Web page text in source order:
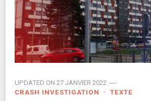
UPDATED ON 27 JANVIER 2022
CRASH INVESTIGATION
TEXTE